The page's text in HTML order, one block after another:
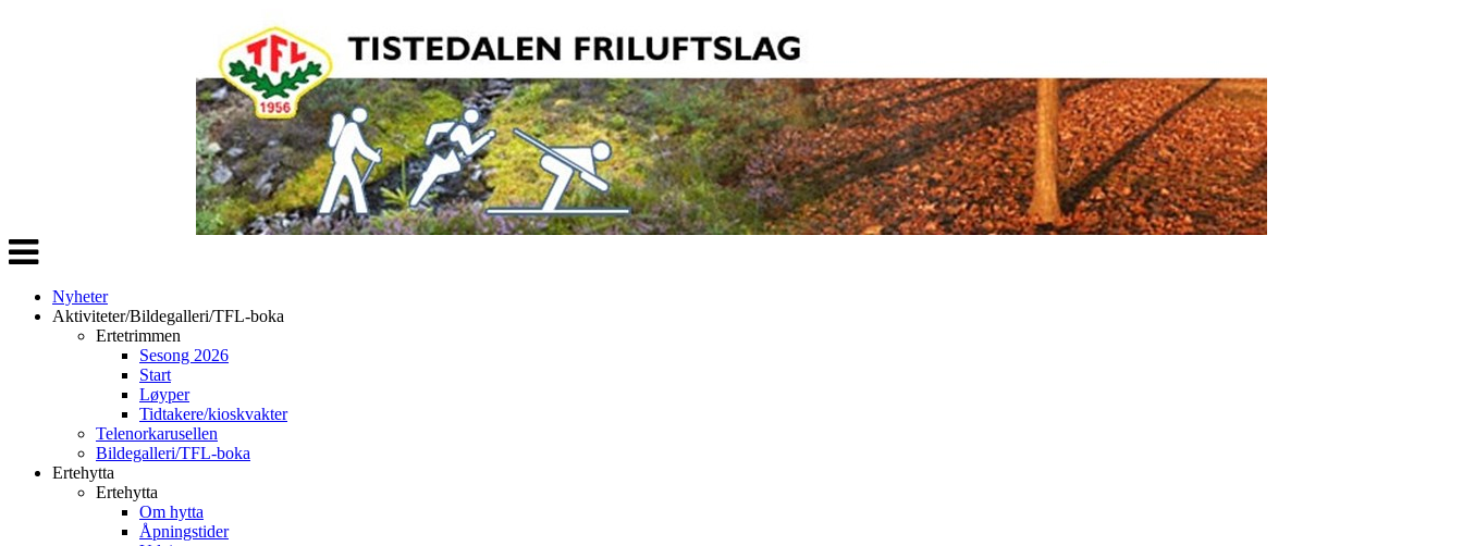
Veksle
navigasjon
Nyheter
Aktiviteter/Bildegalleri/TFL-boka
Ertetrimmen
Sesong 2026
Start
Løyper
Tidtakere/kioskvakter
Telenorkarusellen
Bildegalleri/TFL-boka
Ertehytta
Ertehytta
Om hytta
Åpningstider